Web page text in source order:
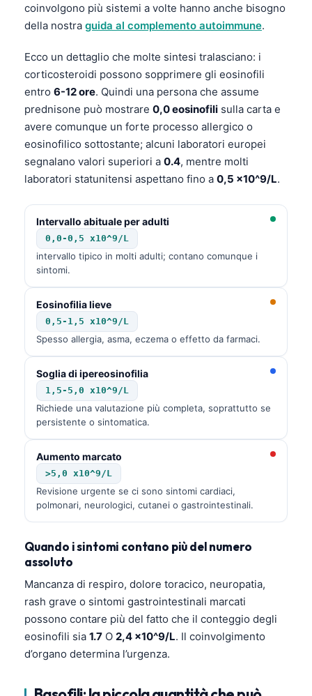
coinvolgono più sistemi a volte hanno anche bisogno
della nostra guida al complemento autoimmune.
Ecco un dettaglio che molte sintesi tralasciano: i
corticosteroidi possono sopprimere gli eosinofili
entro 6-12 ore. Quindi una persona che assume
prednisone può mostrare 0,0 eosinofili sulla carta e
avere comunque un forte processo allergico o
eosinofilico sottostante; alcuni laboratori europei
segnalano valori superiori a 0.4, mentre molti
laboratori statunitensi aspettano fino a 0,5 x10^9/L.
Intervallo abituale per adulti
0,0-0,5 x10^9/L
intervallo tipico in molti adulti; contano comunque i
sintomi.
Eosinofilia lieve
0,5-1,5 x10^9/L
Spesso allergia, asma, eczema o effetto da farmaci.
Soglia di ipereosinofilia
1,5-5,0 x10^9/L
Richiede una valutazione più completa, soprattutto se
persistente o sintomatica.
Aumento marcato
>5,0 x10^9/L
Revisione urgente se ci sono sintomi cardiaci,
polmonari, neurologici, cutanei o gastrointestinali.
Quando i sintomi contano più del numero
assoluto
Mancanza di respiro, dolore toracico, neuropatia,
rash grave o sintomi gastrointestinali marcati
possono contare più del fatto che il conteggio degli
eosinofili sia 1.7 O 2,4 x10^9/L. Il coinvolgimento
d’organo determina l’urgenza.
Latviešu valoda
Македонски јазик
Euskara
Gàidhlig
Occitan
Монгол
ພາສາລາວ
Cebuano
ئۇيغۇرچە
Кыргызча
Татар теле
Беларуская мова
Esperanto
Frysk
Ślōnskŏ gŏdka
Norsk bokmål